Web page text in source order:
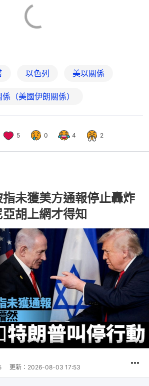
以色列 美以關係
（美國伊朗關係）
5 0 4 2
未獲美方通報停止轟炸
胡上網才得知
更新： 2026-08-03 17:53